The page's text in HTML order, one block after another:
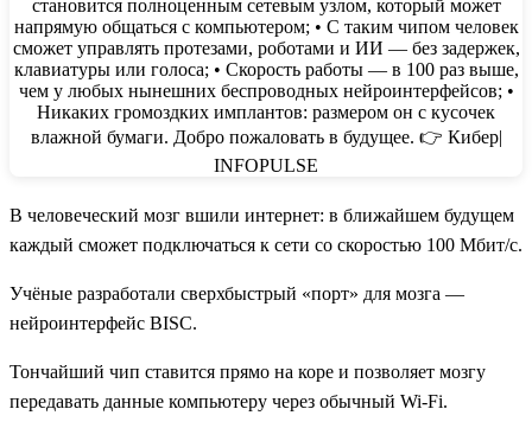
В человеческий мозг вшили интернет: в ближайшем будущем
каждый сможет подключаться к сети со скоростью 100 Мбит/с.
Учёные разработали сверхбыстрый «порт» для мозга —
нейроинтерфейс BISC.
Тончайший чип ставится прямо на коре и позволяет мозгу
передавать данные компьютеру через обычный Wi-Fi.